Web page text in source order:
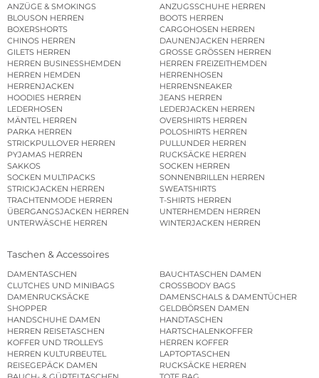
ANZÜGE & SMOKINGS
ANZUGSSCHUHE HERREN
BLOUSON HERREN
BOOTS HERREN
BOXERSHORTS
CARGOHOSEN HERREN
CHINOS HERREN
DAUNENJACKEN HERREN
GILETS HERREN
GROSSE GRÖSSEN HERREN
HERREN BUSINESSHEMDEN
HERREN FREIZEITHEMDEN
HERREN HEMDEN
HERRENHOSEN
HERRENJACKEN
HERRENSNEAKER
HOODIES HERREN
JEANS HERREN
LEDERHOSEN
LEDERJACKEN HERREN
MÄNTEL HERREN
OVERSHIRTS HERREN
PARKA HERREN
POLOSHIRTS HERREN
STRICKPULLOVER HERREN
PULLUNDER HERREN
PYJAMAS HERREN
RUCKSÄCKE HERREN
SAKKOS
SOCKEN HERREN
SOCKEN MULTIPACKS
SONNENBRILLEN HERREN
STRICKJACKEN HERREN
SWEATSHIRTS
TRACHTENMODE HERREN
T-SHIRTS HERREN
ÜBERGANGSJACKEN HERREN
UNTERHEMDEN HERREN
UNTERWÄSCHE HERREN
WINTERJACKEN HERREN
Taschen & Accessoires
DAMENTASCHEN
BAUCHTASCHEN DAMEN
CLUTCHES UND MINIBAGS
CROSSBODY BAGS
DAMENRUCKSÄCKE
DAMENSCHALS & DAMENTÜCHER
SHOPPER
GELDBÖRSEN DAMEN
HANDSCHUHE DAMEN
HANDTASCHEN
HERREN REISETASCHEN
HARTSCHALENKOFFER
KOFFER UND TROLLEYS
HERREN KOFFER
HERREN KULTURBEUTEL
LAPTOPTASCHEN
REISEGEPÄCK DAMEN
RUCKSÄCKE HERREN